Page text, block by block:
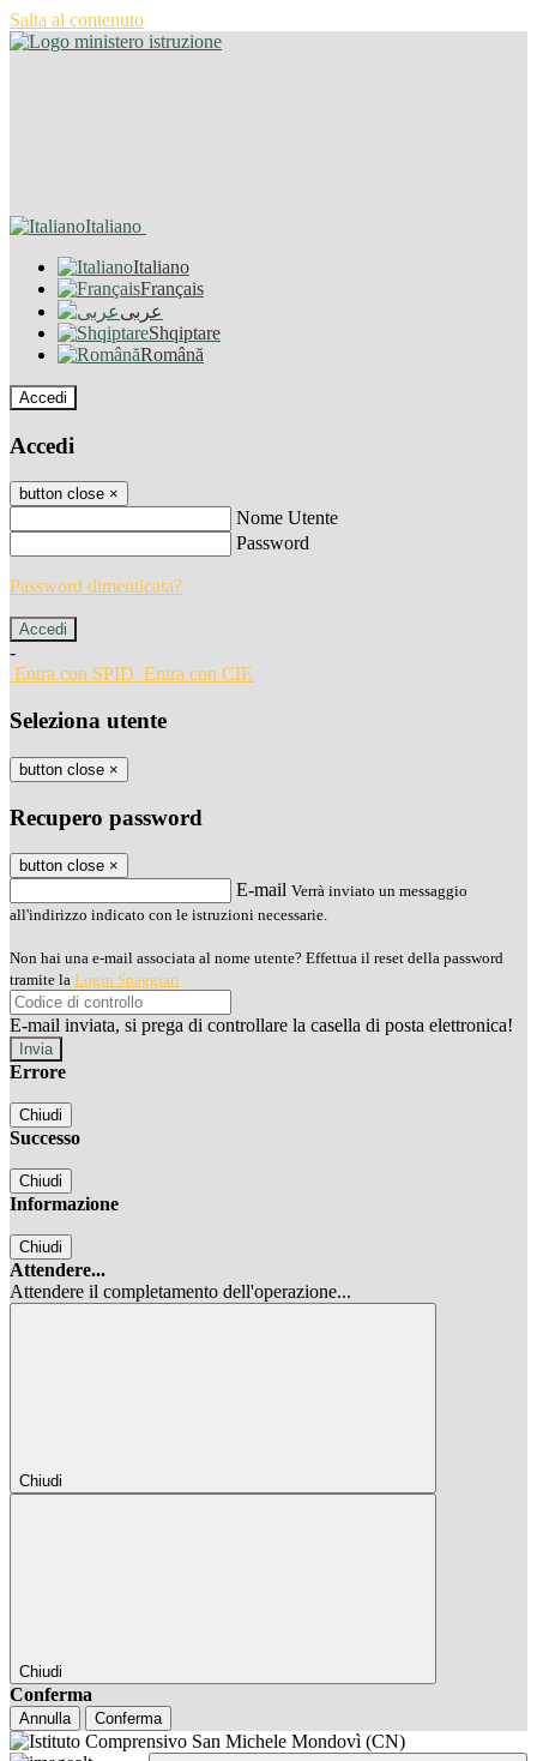
Salta al contenuto
Italiano
Italiano
Français
عربى
Shqiptare
Română
Accedi
Accedi
button close ×
Nome Utente
Password
Password dimenticata?
-
Entra con SPID Entra con CIE
Seleziona utente
button close ×
Recupero password
button close ×
E-mail Verrà inviato un messaggio
all'indirizzo indicato con le istruzioni necessarie.
Non hai una e-mail associata al nome utente? Effettua il reset della password
tramite la Login Spaggiari
E-mail inviata, si prega di controllare la casella di posta elettronica!
Errore
Chiudi
Successo
Chiudi
Informazione
Chiudi
Attendere...
Attendere il completamento dell'operazione...
Chiudi
Chiudi
Conferma
Annulla Conferma